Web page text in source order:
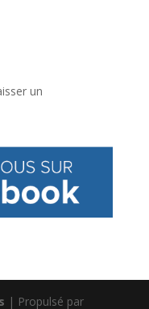
un
| Propulsé par